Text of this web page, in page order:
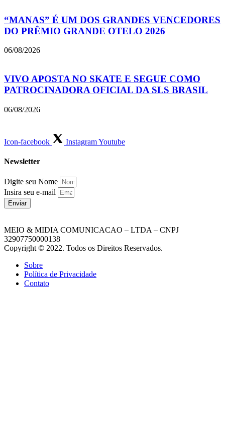
“MANAS” É UM DOS GRANDES VENCEDORES
DO PRÊMIO GRANDE OTELO 2026
06/08/2026
VIVO APOSTA NO SKATE E SEGUE COMO
PATROCINADORA OFICIAL DA SLS BRASIL
06/08/2026
Icon-facebook InstagramYoutube
Newsletter
Digite seu Nome
Insira seu e-mail
Enviar
MEIO & MIDIA COMUNICACAO – LTDA – CNPJ
32907750000138
Copyright © 2022. Todos os Direitos Reservados.
Sobre
Política de Privacidade
Contato